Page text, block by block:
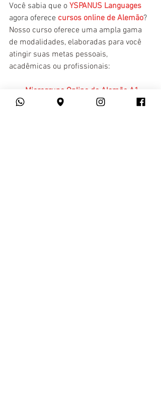
Você sabia que o YSPANUS Languages
agora oferece cursos online de Alemão?
Nosso curso oferece uma ampla gama
de modalidades, elaboradas para você
atingir suas metas pessoais,
acadêmicas ou profissionais:
Microgrupo Online de Alemão A1